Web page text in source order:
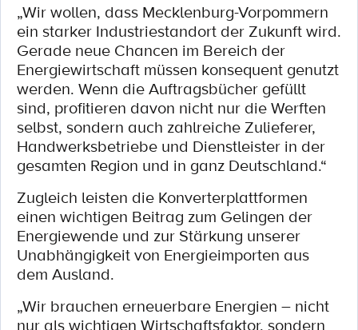
„Wir wollen, dass Mecklenburg-Vorpommern
ein starker Industriestandort der Zukunft wird.
Gerade neue Chancen im Bereich der
Energiewirtschaft müssen konsequent genutzt
werden. Wenn die Auftragsbücher gefüllt
sind, profitieren davon nicht nur die Werften
selbst, sondern auch zahlreiche Zulieferer,
Handwerksbetriebe und Dienstleister in der
gesamten Region und in ganz Deutschland.“
Zugleich leisten die Konverterplattformen
einen wichtigen Beitrag zum Gelingen der
Energiewende und zur Stärkung unserer
Unabhängigkeit von Energieimporten aus
dem Ausland.
„Wir brauchen erneuerbare Energien – nicht
nur als wichtigen Wirtschaftsfaktor, sondern